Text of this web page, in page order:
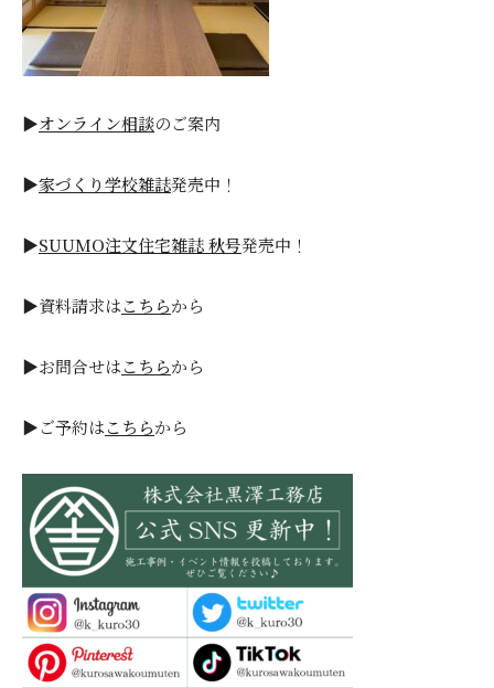
▶オンライン相談のご案内
▶家づくり学校雑誌発売中！
▶SUUMO注文住宅雑誌 秋号発売中！
▶資料請求はこちらから
▶お問合せはこちらから
▶ご予約はこちらから